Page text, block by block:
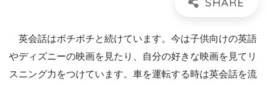
英会話はボチボチと続けています。今は子供向けの英語
やディズニーの映画を見たり、自分の好きな映画を見てリ
スニング力をつけています。車を運転する時は英会話を流